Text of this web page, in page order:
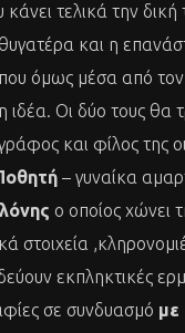
κάνει τελικά την
και η
όμως μέσα από
ιδέα. Οι δύο τους
και φίλος της
– γυναίκα
ο οποίος χώνει
στοιχεία
εκπληκτικές
σε συνδυασμό με